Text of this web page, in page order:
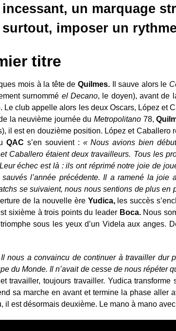
un marquage
imposer un
titre
mois à la tête de Quilmes.Il sauve alors le
surnommé el Decano, le doyen), avant de
club appelle alors les deux Oscars, López et
la neuvième journée du Metropolitano 78,
il est en douzième position. López et Caballero
QAC s’en souvient : « Nous avions bien
Caballero étaient deux travailleurs. Tous les
échec est là : ils ont réprimé notre joie de
l’année précédente. Il a ramené la joie
se suivaient, nous nous sentions de plus en
de la nouvelle ère Yudica,les succès
sixième à trois points du leader Boca.Nous
sous les yeux d’un Videla aux anges.
nous a convaincu de continuer à travailler dur
du Monde. Il n’avait de cesse de nous répéter
travailler, toujours travailler. Yudica
sa marche en avant et termine la phase aller
il est désormais deuxième. Le mano à mano avec